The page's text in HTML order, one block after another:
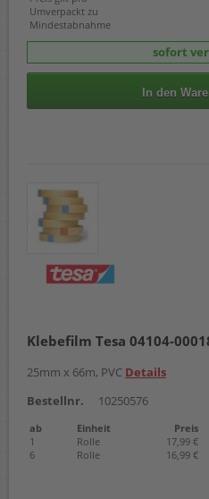
Umverpackt zu
Mindestabnahme
sofort
In den
Klebefilm Tesa 04104-
25mm x 66m, PVC Details
Bestellnr.
10250576
ab Einheit
Preis
1
Rolle
17,99 €
6
Rolle 16,99 €